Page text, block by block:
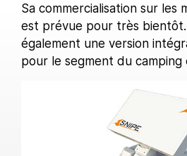
Sa commercialisation sur les
est prévue pour très
également une version
pour le segment du camping